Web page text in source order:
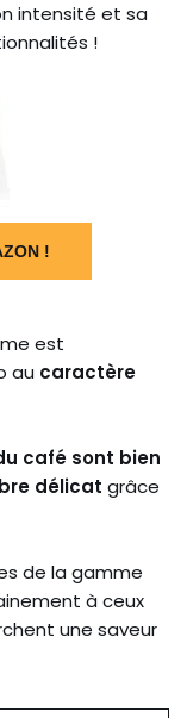
intensité et sa
!
!
est
au caractère
café sont bien
délicat grâce
de la gamme
à ceux
une saveur